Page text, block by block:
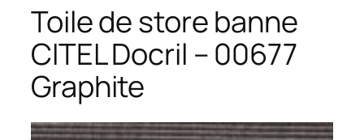
Toile de store banne
CITEL Docril – 00677
Graphite